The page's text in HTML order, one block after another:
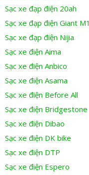
Sạc xe đạp điện 20ah
Sạc xe đạp điện Giant
Sạc xe đạp điện Nijia
Sạc xe điện Aima
Sạc xe điện Anbico
Sạc xe điện Asama
Sạc xe điện Before All
Sạc xe điện Bridgestone
Sạc xe điện Dibao
Sạc xe điện DK bike
Sạc xe điện DTP
Sạc xe điện Espero